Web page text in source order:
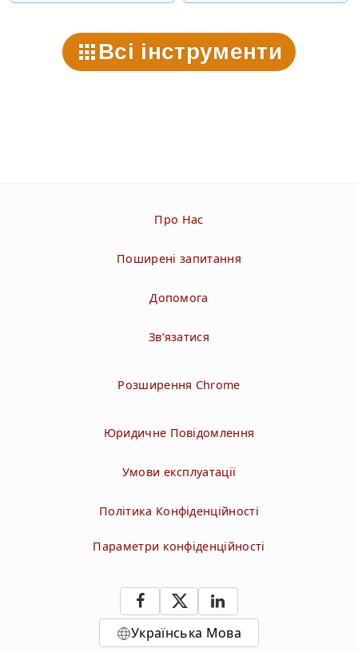
Всі інструменти
Про Нас
Поширені запитання
Допомога
Зв’язатися
Розширення Chrome
Юридичне Повідомлення
Умови експлуатації
Політика Конфіденційності
Параметри конфіденційності
Українська Мова